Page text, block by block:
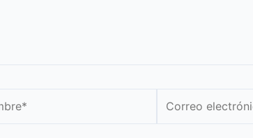
electrónico*